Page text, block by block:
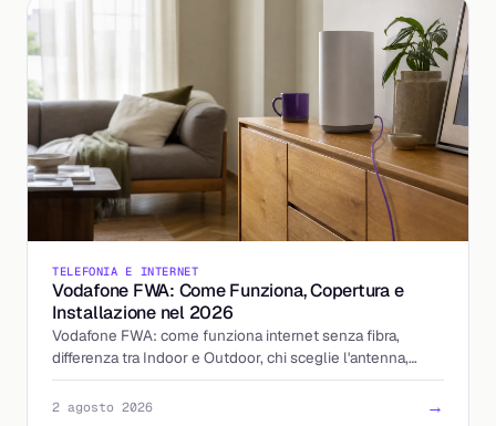
TELEFONIA E INTERNET
Vodafone FWA: Come Funziona, Copertura e
Installazione nel 2026
Vodafone FWA: come funziona internet senza fibra,
differenza tra Indoor e Outdoor, chi sceglie l'antenna,
tempi di installazione e costi aggiornati al 2026.
2 agosto 2026 →